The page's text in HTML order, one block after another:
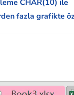
CHAR(10) ile
fazla grafikte